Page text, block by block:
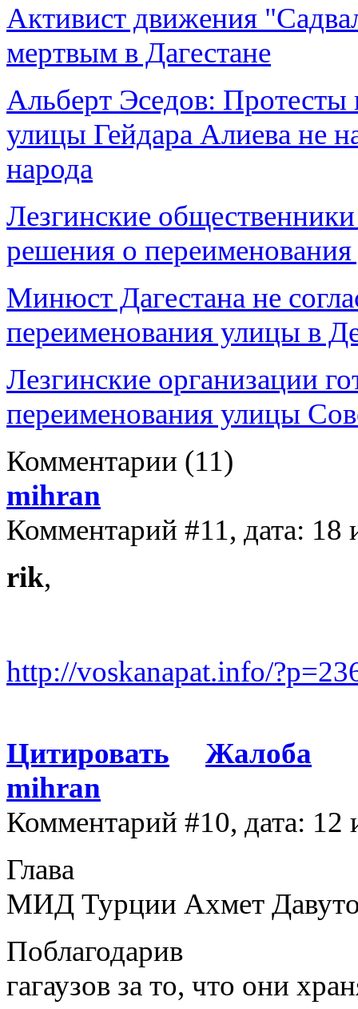
Активист движения
мертвым в Дагестане
Альберт Эседов: Протесты
улицы Гейдара Алиева не
народа
Лезгинские
решения о
Минюст Дагестана не
переименования улицы в
Лезгинские организации
переименования улицы
Комментарии (11)
mihran
Комментарий #11, дата:
rik,
http://voskanapat.info/
Цитировать
Жалоба
mihran
Комментарий #10, дата:
Глава
МИД Турции Ахмет
Поблагодарив
гагаузов за то, что они